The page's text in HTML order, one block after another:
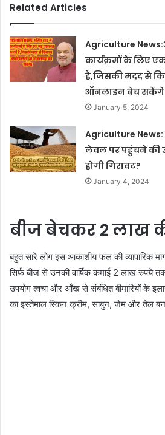
Related Articles
Agriculture
कार्यक्रमों के लिए
है,जिसकी मदद से
ऑनलाइन बेच
January 5, 2024
Agriculture News:
लेवल पर पहुंचने की
होगी गिरावट?
January 4, 2024
बीज बेचकर 2 लाख
बहुत सारे लोग इस आकाशीय फल की व्यापारिक
सिर्फ बीज से उनकी वार्षिक कमाई 2 लाख रुपये
उपयोग त्वचा और आँख से संबंधित बीमारियों के
का इस्तेमाल स्किन क्रीम, साबुन, जैम और तेल